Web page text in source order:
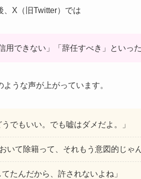
、X（旧Twitter）では
用できない」「辞任すべき」といっ
うな声が上がっています。
うでもいい。でも嘘はダメだよ。」
おいて除籍って、それもう意図的じゃん
てたんだから、許されないよね」